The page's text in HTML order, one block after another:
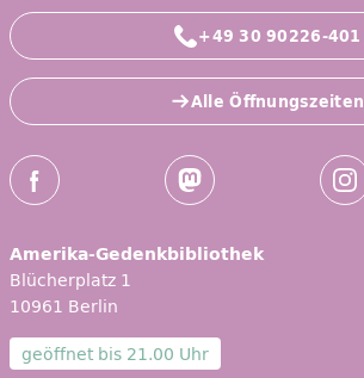
+49 30 90226-401
Alle Öffnungszeiten
Social-Media Kanäle der ZLB
Amerika-Gedenkbibliothek
Blücherplatz 1
10961 Berlin
geöffnet bis 21.00 Uhr